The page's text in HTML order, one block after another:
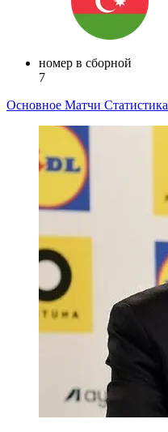
номер в сборной
7
Основное Матчи Статистика